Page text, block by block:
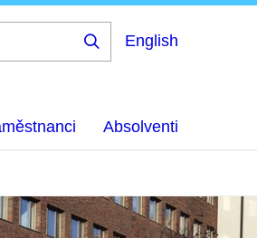
English
Absolventi